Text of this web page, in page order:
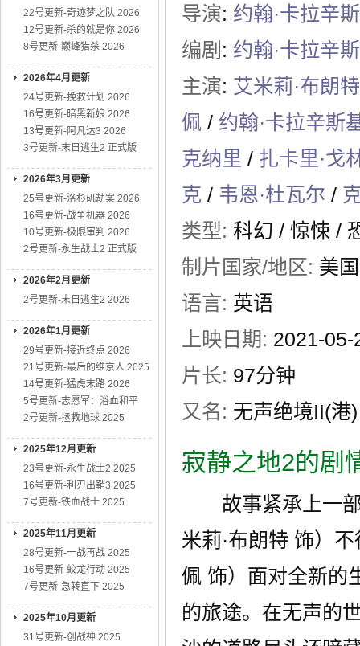
22号更新-奇迹梦之队 2026
12号更新-杀的就是你 2026
8号更新-巅峰猎杀 2026
2026年4月更新
24号更新-挽救计划 2026
16号更新-暗黑新娘 2026
13号更新-阿凡达3 2026
3号更新-末日逃生2 正式版
2026年3月更新
25号更新-洛杉矶劫案 2026
16号更新-战争机器 2026
10号更新-极限审判 2026
2号更新-永生战士2 正式版
2026年2月更新
2号更新-末日逃生2 2026
2026年1月更新
29号更新-接近终点 2026
21号更新-最后的维京人 2025
14号更新-猛虎末路 2026
5号更新-志愿军：浴血和平
2号更新-拯救地球 2025
2025年12月更新
23号更新-永生战士2 2025
16号更新-利刃出鞘3 2025
7号更新-铁血战士 2025
2025年11月更新
28号更新-一战再战 2025
16号更新-蛟龙行动 2025
7号更新-急转直下 2025
2025年10月更新
31号更新-创战神 2025
导演: 约翰·卡拉辛
编剧 : 约翰·卡拉辛
主演: 艾米莉·布朗特
佩 / 约翰·卡拉辛斯
克纳里 / 扎卡里·戈
克 / 韦恩·杜瓦尔 /
类型: 科幻 / 惊悚 /
制片国家/地区: 美国
语言: 英语
上映日期: 2021-05-
片长: 97分钟
又名: 无声绝境II(港
寂静之地2的剧
故事紧承上一部
米莉·布朗特 饰）
佩 饰）面对全新的
的旅途。在无声的